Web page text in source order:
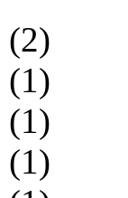
(2)
(1)
(1)
(1)